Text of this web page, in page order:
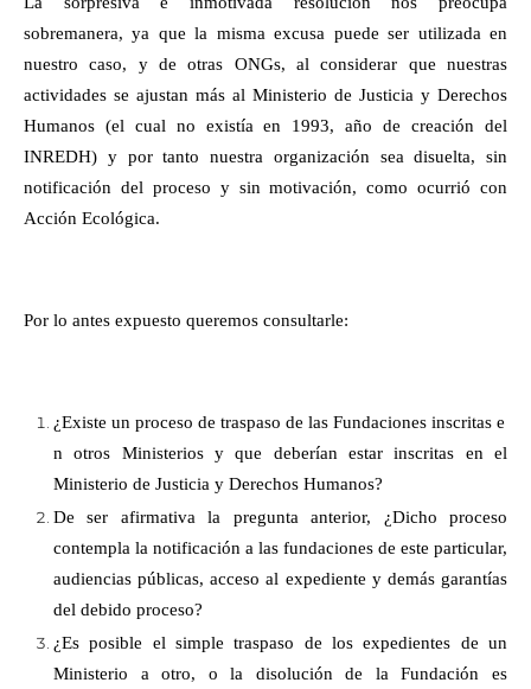
sobremanera, ya que la misma excusa puede ser utilizada en
nuestro caso, y de otras ONGs, al considerar que nuestras
actividades se ajustan más al Ministerio de Justicia y Derechos
Humanos (el cual no existía en 1993, año de creación del
INREDH) y por tanto nuestra organización sea disuelta, sin
notificación del proceso y sin motivación, como ocurrió con
Acción Ecológica.
Por lo antes expuesto queremos consultarle:
¿Existe un proceso de traspaso de las Fundaciones inscritas e
n otros Ministerios y que deberían estar inscritas en el
Ministerio de Justicia y Derechos Humanos?
De ser afirmativa la pregunta anterior, ¿Dicho proceso
contempla la notificación a las fundaciones de este particular,
audiencias públicas, acceso al expediente y demás garantías
del debido proceso?
¿Es posible el simple traspaso de los expedientes de un
Ministerio a otro, o la disolución de la Fundación es